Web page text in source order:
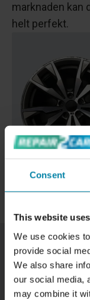
Consent
This website
We use cookies
provide social
We also share
our social media,
may combine it
marknaden kan
helt perfekt.
PRISER